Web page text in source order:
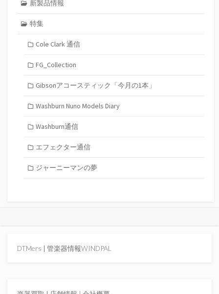
新製品情報
特集
Cole Clark 通信
FG_Collection
Gibsonアコースティック「今月の1本」
Washburn Nuno Models Diary
Washburn通信
エフェクター通信
ジャーニーマンの夢
DTMers | 管楽器情報WINDPAL